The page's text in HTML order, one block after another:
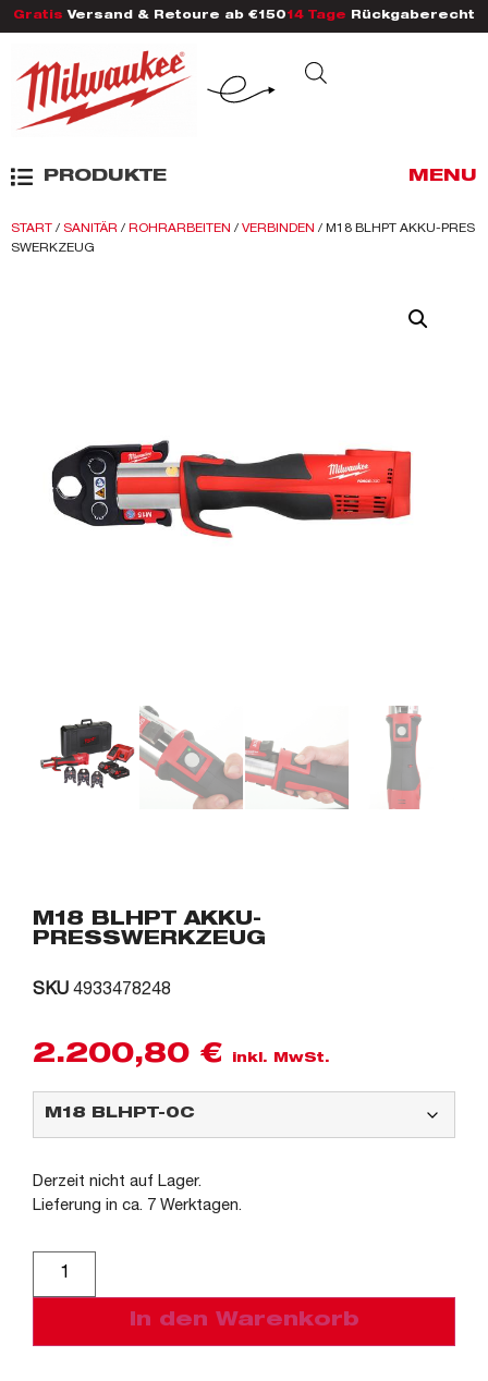
Gratis Versand & Retoure ab €150 14 Tage Rückgaberecht
PRODUKTE MENU
START / SANITÄR / ROHRARBEITEN / VERBINDEN / M18 BLHPT AKKU-PRES
SWERKZEUG
M18 BLHPT AKKU-
PRESSWERKZEUG
SKU 4933478248
2.200,80 € inkl. MwSt.
Derzeit nicht auf Lager.
Lieferung in ca. 7 Werktagen.
In den Warenkorb